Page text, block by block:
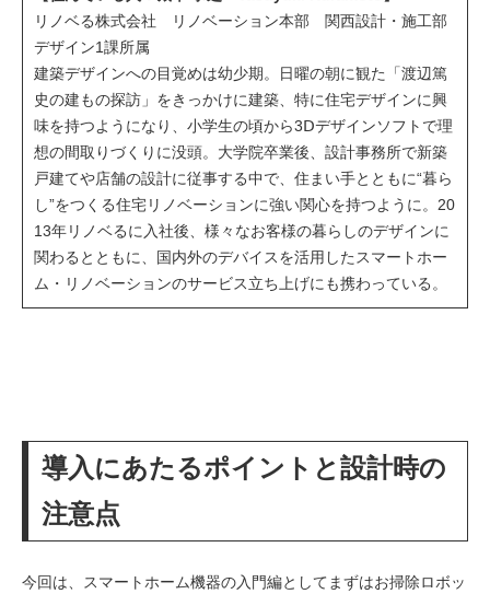
リノベる株式会社 リノベーション本部 関西設計・施工部
デザイン1課所属
建築デザインへの目覚めは幼少期。日曜の朝に観た「渡辺篤
史の建もの探訪」をきっかけに建築、特に住宅デザインに興
味を持つようになり、小学生の頃から3Ⅾデザインソフトで理
想の間取りづくりに没頭。大学院卒業後、設計事務所で新築
戸建てや店舗の設計に従事する中で、住まい手とともに“暮ら
し”をつくる住宅リノベーションに強い関心を持つように。20
13年リノベるに入社後、様々なお客様の暮らしのデザインに
関わるとともに、国内外のデバイスを活用したスマートホー
ム・リノベーションのサービス立ち上げにも携わっている。
導入にあたるポイントと設計時の
注意点
今回は、スマートホーム機器の入門編としてまずはお掃除ロボッ